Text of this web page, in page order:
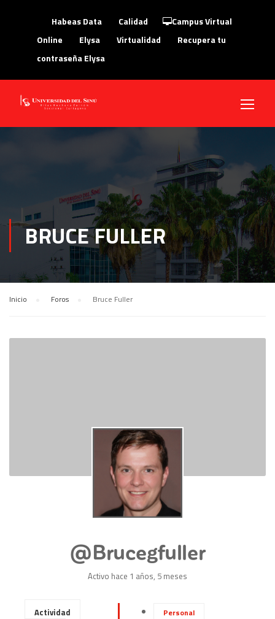
Campus Virtual
Habeas Data
Calidad
Online
Elysa Virtualidad
Recupera tu
contraseña Elysa
BRUCE FULLER
Inicio Foros Bruce Fuller
@brucegfuller
Activo hace 1 años, 5 meses
Actividad
Personal